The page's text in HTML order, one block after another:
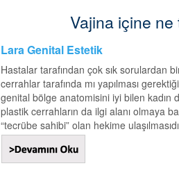
Vajina içine
Lara Genital Estetik
Hastalar tarafından çok sık sorulardan
cerrahlar tarafında mı yapılması
genital bölge anatomisini iyi bilen kadın
plastik cerrahların da ilgi alanı olmaya
“tecrübe sahibi” olan hekime